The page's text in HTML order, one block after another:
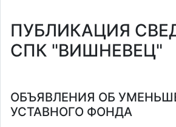
ПУБЛИКАЦИЯ
СПК "ВИШНЕВЕЦ"
ОБЪЯВЛЕНИЯ ОБ
УСТАВНОГО ФОНДА